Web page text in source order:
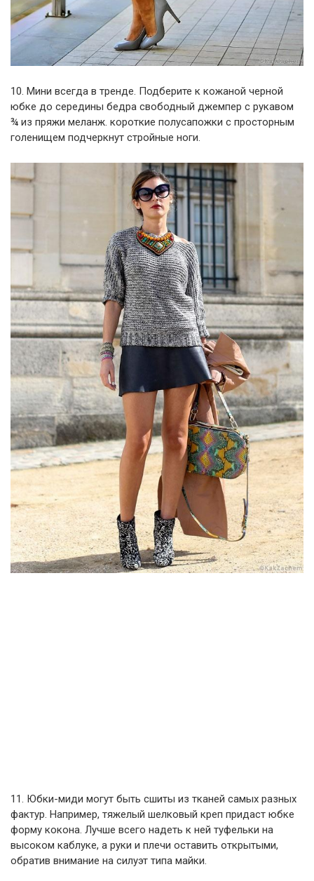
10. Мини всегда в тренде. Подберите к кожаной черной
юбке до середины бедра свободный джемпер с рукавом
¾ из пряжи меланж. короткие полусапожки с просторным
голенищем подчеркнут стройные ноги.
11. Юбки-миди могут быть сшиты из тканей самых разных
фактур. Например, тяжелый шелковый креп придаст юбке
форму кокона. Лучше всего надеть к ней туфельки на
высоком каблуке, а руки и плечи оставить открытыми,
обратив внимание на силуэт типа майки.